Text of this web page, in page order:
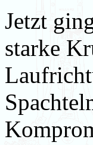
Jetzt
starke